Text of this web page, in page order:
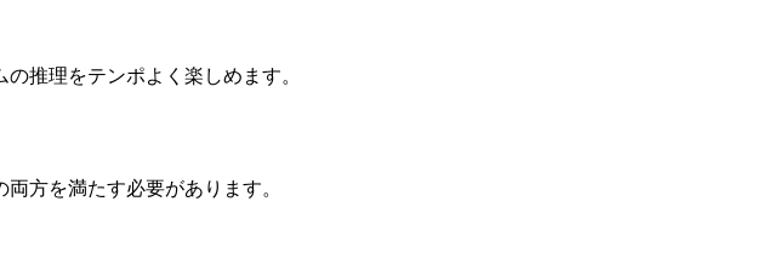
推理をテンポよく楽しめます。
方を満たす必要があります。